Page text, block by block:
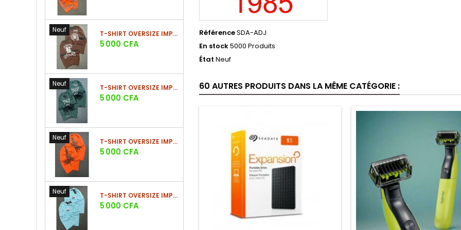
Neuf T-SHIRT OVERSIZE IMPRIMÉ STREETWEAR
Prix
5 000 CFA
Neuf T-SHIRT OVERSIZE IMPRIMÉ STREETWEAR
Prix
5 000 CFA
Neuf T-SHIRT OVERSIZE IMPRIMÉ STREETWEAR
Prix
5 000 CFA
Neuf T-SHIRT OVERSIZE IMPRIMÉ STREETWEAR
Prix
5 000 CFA
RéférenceSDA-ADJ
En stock5000 Produits
État Neuf
60 AUTRES PRODUITS DANS LA MÊME CATÉGORIE :